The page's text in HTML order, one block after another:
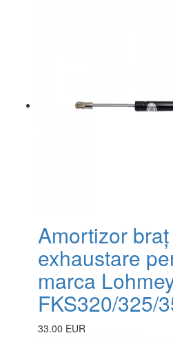
Amortizor
exhaustare
marca
FKS320/325/
33.00 EUR